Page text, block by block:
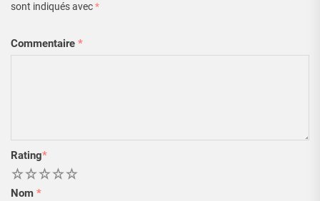
sont indiqués avec*
Commentaire *
Rating*
5
4
3
2
Nom *